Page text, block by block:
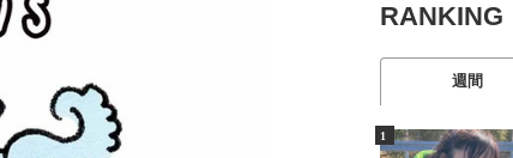
RANKING
週間